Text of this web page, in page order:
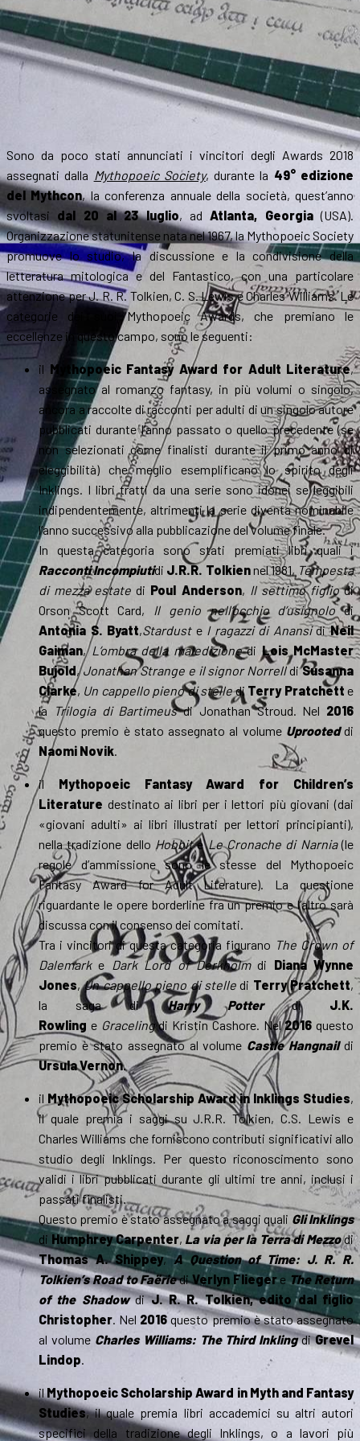
Sono da poco stati annunciati i vincitori degli Awards 2018
assegnati dalla Mythopoeic Society, durante la 49° edizione
del Mythcon, la conferenza annuale della società, quest’anno
svoltasi dal 20 al 23 luglio, adAtlanta, Georgia(USA).
Organizzazione statunitense nata nel 1967, la Mythopoeic Society
promuove lo studio, la discussione e la condivisione della
letteratura mitologica e del Fantastico, con una particolare
attenzione per J. R. R. Tolkien, C. S. Lewis e Charles Williams. Le
categorie dei suoi Mythopoeic Awards, che premiano le
eccellenze in questo campo, sono le seguenti:
il Mythopoeic Fantasy Award for Adult Literature,
assegnato al romanzo fantasy, in più volumi o singolo,
ancora a raccolte di racconti per adulti di un singolo autore
pubblicati durante l’anno passato o quello precedente (se
non selezionati come finalisti durante il primo anno di
eleggibilità) che meglio esemplificano lo spirito degli
Inklings. I libri tratti da una serie sono idonei se leggibili
indipendentemente, altrimenti la serie diventa nominabile
l’anno successivo alla pubblicazione del volume finale.
In questa categoria sono stati premiati libri quali i
Racconti Incompiutidi J.R.R. Tolkiennel 1981, Tempesta
di mezza estate di Poul Anderson, Il settimo figliodi
Orson Scott Card, Il genio nell’occhio d’usignolodi
Antonia S. Byatt,Starduste I ragazzi di AnansidiNeil
Gaiman,L’ombra della maledizionedi Lois McMaster
Bujold,Jonathan Strange e il signor NorrelldiSusanna
Clarke, Un cappello pieno di stelledi Terry Pratchett e
la
Trilogia di Bartimeusdi Jonathan Stroud. Nel 2016
questo premio è stato assegnato al volume Uprooteddi
Naomi Novik.
il Mythopoeic Fantasy Award for Children’s
Literature destinato ai libri per i lettori più giovani (dai
«giovani adulti» ai libri illustrati per lettori principianti),
nella tradizione dello HobbiteLe Cronache di Narnia(le
regole d’ammissione sono le stesse del Mythopoeic
Fantasy Award for Adult Literature). La questione
riguardante le opere borderline fra un premio e l’altro sarà
discussa con il consenso dei comitati.
Tra i vincitori di questa categoria figurano The Crown of
Dalemarke Dark Lord of Derkholmdi Diana Wynne
Jones,Un cappello pieno di stelledi Terry Pratchett,
la saga diHarry Potterdi J.K.
Rowling e Gracelingdi Kristin Cashore. Nel2016 questo
premio è stato assegnato al volume Castle Hangnaildi
Ursula Vernon.
il Mythopoeic Scholarship Award in Inklings Studies,
il quale premia i saggi su J.R.R. Tolkien, C.S. Lewis e
Charles Williams che forniscono contributi significativi allo
studio degli Inklings. Per questo riconoscimento sono
validi i libri pubblicati durante gli ultimi tre anni, inclusi i
passati finalisti.
Questo premio è stato assegnato a saggi quali Gli Inklings
di Humphrey Carpenter, La via per la Terra di Mezzodi
Thomas A. Shippey,A Question of Time: J. R. R.
Tolkien’s Road to FaëriediVerlyn FliegereThe Return
of the ShadowdiJ. R. R. Tolkien, edito dal figlio
Christopher. Nel 2016 questo premio è stato assegnato
al volume Charles Williams: The Third InklingdiGrevel
Lindop.
ilMythopoeic Scholarship Award in Myth and Fantasy
Studies, il quale premia libri accademici su altri autori
specifici della tradizione degli Inklings, o a lavori più